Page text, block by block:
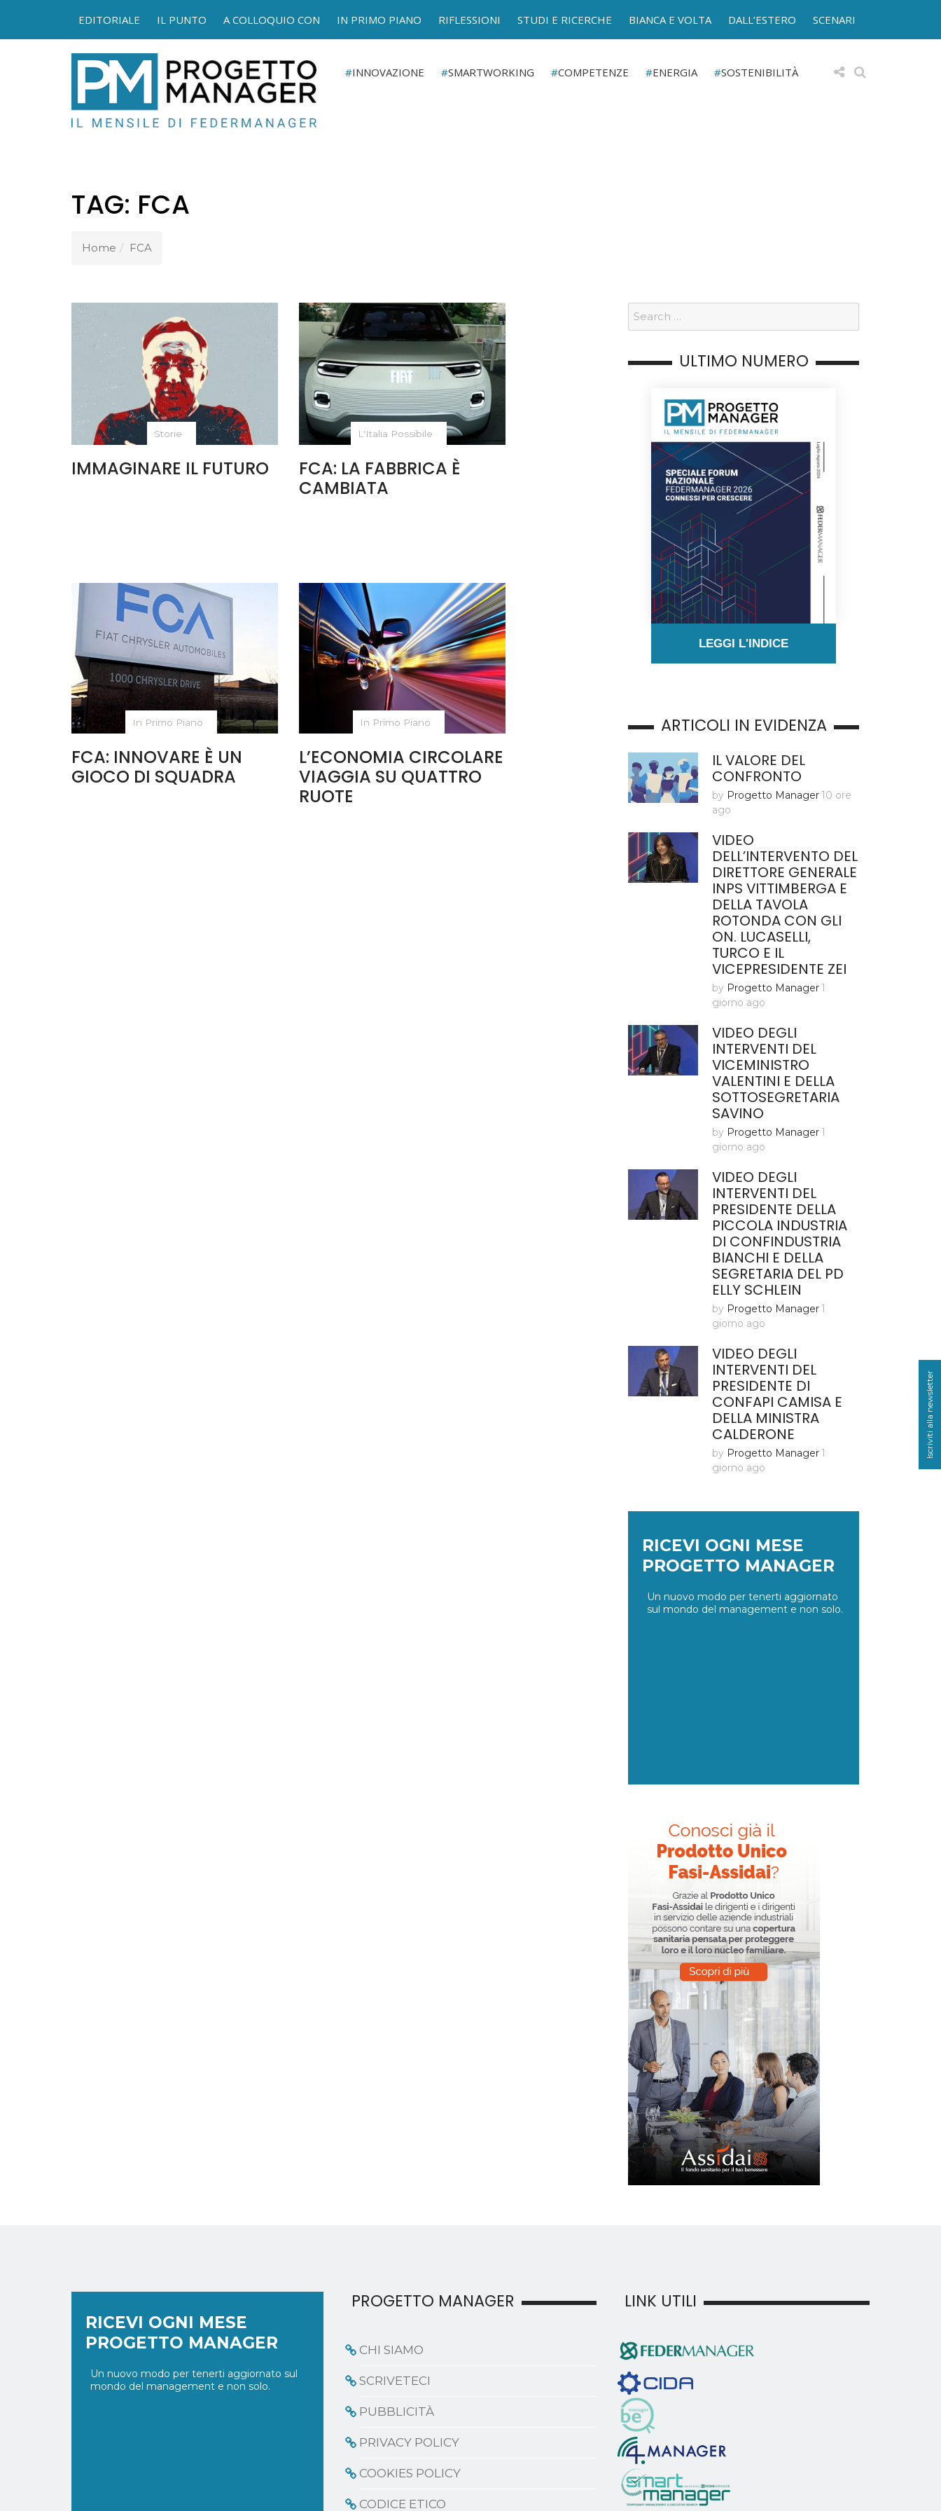
EDITORIALE IL PUNTO A COLLOQUIO CON IN PRIMO PIANO RIFLESSIONI STUDI E RICERCHE BIANCA E VOLTA DALL’ESTERO SCENARI
INNOVAZIONE SMARTWORKING COMPETENZE ENERGIA SOSTENIBILITÀ
TAG: FCA
Home FCA
Storie
IMMAGINARE IL FUTURO
L'Italia Possibile
FCA: LA FABBRICA È
CAMBIATA
In Primo Piano
FCA: INNOVARE È UN
GIOCO DI SQUADRA
In Primo Piano
L’ECONOMIA CIRCOLARE
VIAGGIA SU QUATTRO
RUOTE
ULTIMO NUMERO
LEGGI L'INDICE
ARTICOLI IN EVIDENZA
IL VALORE DEL
CONFRONTO
by Progetto Manager 10 ore
ago
VIDEO
DELL’INTERVENTO DEL
DIRETTORE GENERALE
INPS VITTIMBERGA E
DELLA TAVOLA
ROTONDA CON GLI
ON. LUCASELLI,
TURCO E IL
VICEPRESIDENTE ZEI
by Progetto Manager 1
giorno ago
VIDEO DEGLI
INTERVENTI DEL
VICEMINISTRO
VALENTINI E DELLA
SOTTOSEGRETARIA
SAVINO
by Progetto Manager 1
giorno ago
VIDEO DEGLI
INTERVENTI DEL
PRESIDENTE DELLA
PICCOLA INDUSTRIA
DI CONFINDUSTRIA
BIANCHI E DELLA
SEGRETARIA DEL PD
ELLY SCHLEIN
by Progetto Manager 1
giorno ago
VIDEO DEGLI
INTERVENTI DEL
PRESIDENTE DI
CONFAPI CAMISA E
DELLA MINISTRA
CALDERONE
by Progetto Manager 1
giorno ago
RICEVI OGNI MESE
PROGETTO MANAGER
Un nuovo modo per tenerti aggiornato
sul mondo del management e non solo.
RICEVI OGNI MESE
PROGETTO MANAGER
Un nuovo modo per tenerti aggiornato sul
mondo del management e non solo.
PROGETTO MANAGER
CHI SIAMO
SCRIVETECI
PUBBLICITÀ
PRIVACY POLICY
COOKIES POLICY
CODICE ETICO
LINK UTILI
Iscriviti alla newsletter